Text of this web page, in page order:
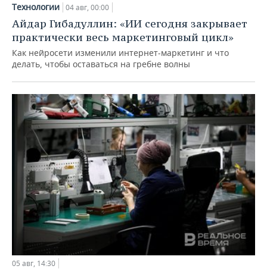
Технологии 04 авг, 00:00
Айдар Гибадуллин: «ИИ сегодня закрывает
практически весь маркетинговый цикл»
Как нейросети изменили интернет-маркетинг и что
делать, чтобы оставаться на гребне волны
05 авг, 14:30